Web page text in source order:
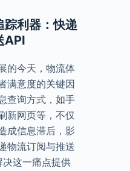
踪利器：快递
API
的今天，物流体
满意度的关键因
查询方式，如手
新网页等，不仅
成信息滞后，影
物流订阅与推送
这一痛点提供